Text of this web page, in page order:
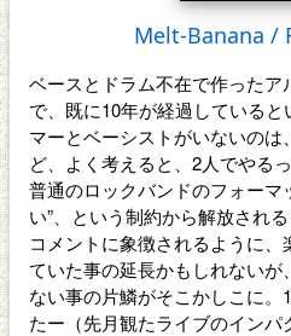
Melt-Banana /
ベースとドラム不在で作ったア
で、既に10年が経過している
マーとベーシストがいないの
ど、よく考えると、2人でやる
普通のロックバンドのフォーマ
い”、という制約から解放され
コメントに象徴されるように
ていた事の延長かもしれないが
ない事の片鱗がそこかしこに。
たー（先月観たライブのインパ